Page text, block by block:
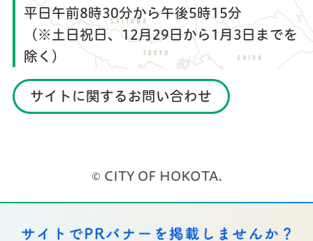
平日午前8時30分から午後5時15分
（※土日祝日、12月29日から1月3日までを
除く）
サイトに関するお問い合わせ
© CITY OF HOKOTA.